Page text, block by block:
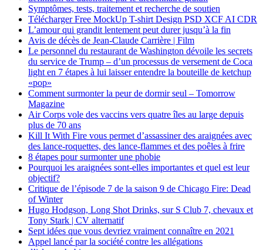
Symptômes, tests, traitement et recherche de soutien
Télécharger Free MockUp T-shirt Design PSD XCF AI CDR
L’amour qui grandit lentement peut durer jusqu’à la fin
Avis de décès de Jean-Claude Carrière | Film
Le personnel du restaurant de Washington dévoile les secrets
du service de Trump – d’un processus de versement de Coca
light en 7 étapes à lui laisser entendre la bouteille de ketchup
«pop»
Comment surmonter la peur de dormir seul – Tomorrow
Magazine
Air Corps vole des vaccins vers quatre îles au large depuis
plus de 70 ans
Kill It With Fire vous permet d’assassiner des araignées avec
des lance-roquettes, des lance-flammes et des poêles à frire
8 étapes pour surmonter une phobie
Pourquoi les araignées sont-elles importantes et quel est leur
objectif?
Critique de l’épisode 7 de la saison 9 de Chicago Fire: Dead
of Winter
Hugo Hodgson, Long Shot Drinks, sur S Club 7, chevaux et
Tony Stark | CV alternatif
Sept idées que vous devriez vraiment connaître en 2021
Appel lancé par la société contre les allégations